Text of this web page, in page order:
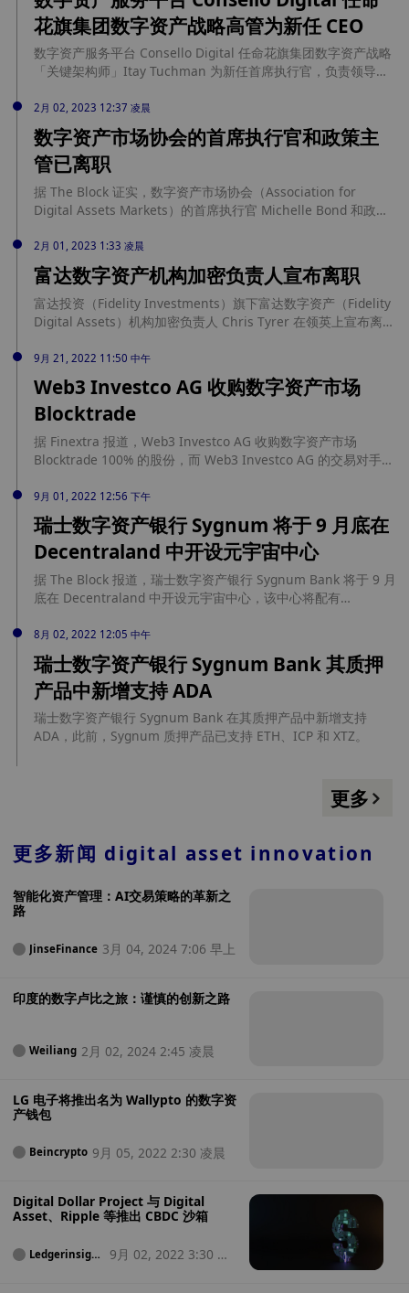
Silvergate 发起支付。其联创 Richard Galvin 表示，「找到银
行合作伙伴可能需要一些时间。我们正在与一些瑞士银行交
谈。」Digital Asset Capital Management 目前管理着 4 亿美
元加密货币基金。
花旗集团数字资产战略高管为新任 CEO
数字资产服务平台 Consello Digital 任命花旗集团数字资产战略
「关键架构师」Itay Tuchman 为新任首席执行官，负责领导公
球外汇主管，同时是该公司数字资产战略的「关键架构师」。
2月 02, 2023 12:37 凌晨
数字资产市场协会的首席执行官和政策主
管已离职
据 The Block 证实，数字资产市场协会（Association for
Digital Assets Markets）的首席执行官 Michelle Bond 和政策
员，董事会现在正在寻找新的首席执行官，同时前国会议员、众
议院农业委员会主席 Mike Conaway 创办的游说公司 Conaway
Graves 接管了其日常运营。
2月 01, 2023 1:33 凌晨
富达数字资产机构加密负责人宣布离职
富达投资（Fidelity Investments）旗下富达数字资产（Fidelity
Digital Assets）机构加密负责人 Chris Tyrer 在领英上宣布离
务是建立和管理国际业务，后又担任 Fidelity Digital Asset
Management 总裁。去年 11 月，Tyrer 的团队推出 Fidelity
Crypto。
9月 21, 2022 11:50 中午
Web3 Investco AG 收购数字资产市场
Blocktrade
据 Finextra 报道，Web3 Investco AG 收购数字资产市场
Blocktrade 100% 的股份，而 Web3 Investco AG 的交易对手
域。Blocktrade 是一个加密货币交易平台，通过提供社交和游戏
化的体验来促进交易，此前其在爱沙尼亚和意大利获得了虚拟资
产服务提供商牌照。
9月 01, 2022 12:56 下午
瑞士数字资产银行 Sygnum 将于 9 月底在
Decentraland 中开设元宇宙中心
据 The Block 报道，瑞士数字资产银行 Sygnum Bank 将于 9 月
底在 Decentraland 中开设元宇宙中心，该中心将配有
Web3 产品创新，并为投资者提供进入元宇宙经济的切入点。该
空间将于 9 月 27 日通过正式向公众开放。
8月 02, 2022 12:05 中午
瑞士数字资产银行 Sygnum Bank 其质押
产品中新增支持 ADA
瑞士数字资产银行 Sygnum Bank 在其质押产品中新增支持
ADA，此前，Sygnum 质押产品已支持 ETH、ICP 和 XTZ。
更多
更多新闻 digital asset innovation
智能化资产管理：AI交易策略的革新之
路
JinseFinance 3月 04, 2024 7:06 早上
印度的数字卢比之旅：谨慎的创新之路
Weiliang 2月 02, 2024 2:45 凌晨
LG 电子将推出名为 Wallypto 的数字资
产钱包
Beincrypto 9月 05, 2022 2:30 凌晨
Digital Dollar Project 与 Digital
Asset、Ripple 等推出 CBDC 沙箱
Ledgerinsight
9月 02, 2022 3:30 凌